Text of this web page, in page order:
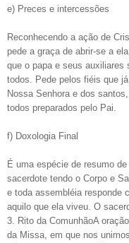
e) Preces e intercessões
Reconhecendo a ação de
pede a graça de abrir-se a
que o papa e seus
todos. Pede pelos fiéis que
Nossa Senhora e dos
todos preparados pelo Pai.
f) Doxologia Final
É uma espécie de resumo
sacerdote tendo o Corpo e
e toda assembléia responde
aquilo que ela viveu. O
3. Rito da ComunhãoA
da Missa, em que nos